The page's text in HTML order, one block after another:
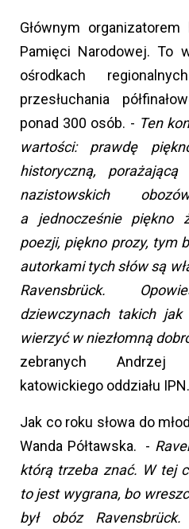
Głównym
Pamięci Narodowej. To
ośrodkach
przesłuchania
ponad 300 osób. - Ten
wartości: prawdę
historyczną,
nazistowskich
a jednocześnie piękno
poezji, piękno prozy, tym
autorkami tych słów są
Ravensbrück.
dziewczynach takich
wierzyć w niezłomną
zebranych Andrzej
katowickiego oddziału IPN.
Jak co roku słowa do
Wanda Półtawska. -
którą trzeba znać. W tej
to jest wygrana, bo
był obóz